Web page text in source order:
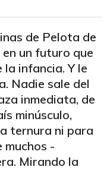
de Pelota de
un futuro que
infancia. Y le
Nadie sale del
inmediata, de
minúsculo,
ternura ni para
muchos -
Mirando la